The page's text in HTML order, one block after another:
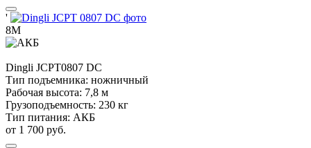
'
8М
Dingli JCPT0807 DC
Тип подъемника: ножничный
Рабочая высота: 7,8 м
Грузоподъемность: 230 кг
Тип питания: АКБ
от 1 700 руб.